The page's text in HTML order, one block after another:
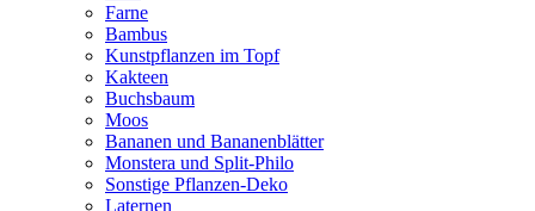
Farne
Bambus
Kunstpflanzen im Topf
Kakteen
Buchsbaum
Moos
Bananen und Bananenblätter
Monstera und Split-Philo
Sonstige Pflanzen-Deko
Laternen